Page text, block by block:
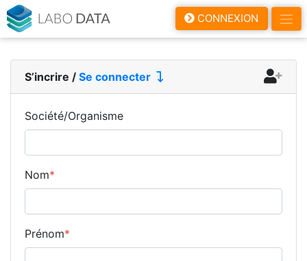
CONNEXION
S’incrire / Se connecter
Société/Organisme
Nom*
Prénom*